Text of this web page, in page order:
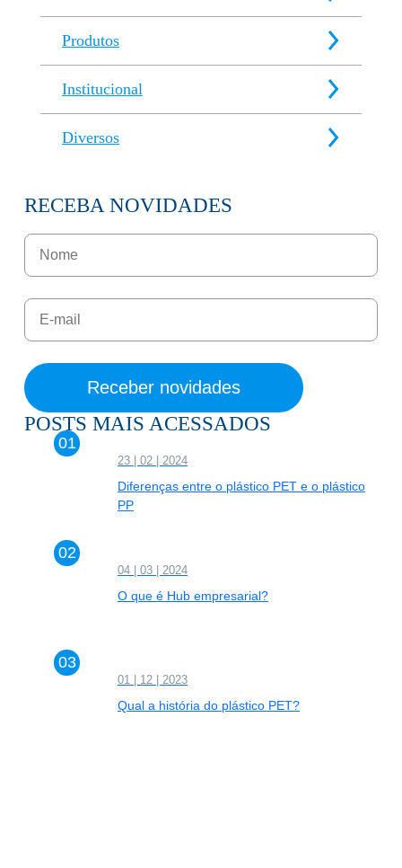
Produtos
Institucional
Diversos
RECEBA NOVIDADES
POSTS MAIS ACESSADOS
23 | 02 | 2024
Diferenças entre o plástico PET e o plástico
PP
04 | 03 | 2024
O que é Hub empresarial?
01 | 12 | 2023
Qual a história do plástico PET?